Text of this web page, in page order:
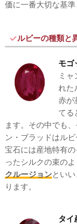
価に一番大切な基準
ルビーの種類と
モゴ
ミ
れた
赤が
てる
ます。その中でも
ン・ブラッドはル
宝石には産地特有
ったシルクの束の
クルージョンといい
ります。
タイ